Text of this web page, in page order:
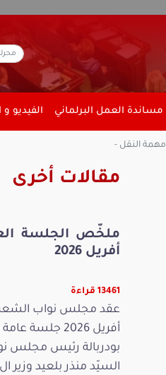
مساندة العمل البرلماني الفيديو
مقالات أخرى
أفريل 2026
13461 قراءة
أفريل 2026
بودربالة رئيس مجلس
السيّد منذر بلعيد وزير